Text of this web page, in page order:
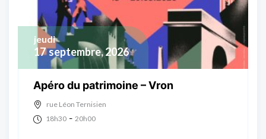
17 septembre, 2026
jeudi
Apéro du patrimoine – Vron
rue Léon Ternisien
18h30 - 20h00